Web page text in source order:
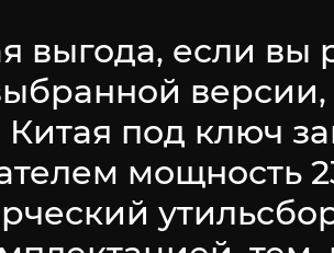
выгода, если вы
Китая под ключ
мощность